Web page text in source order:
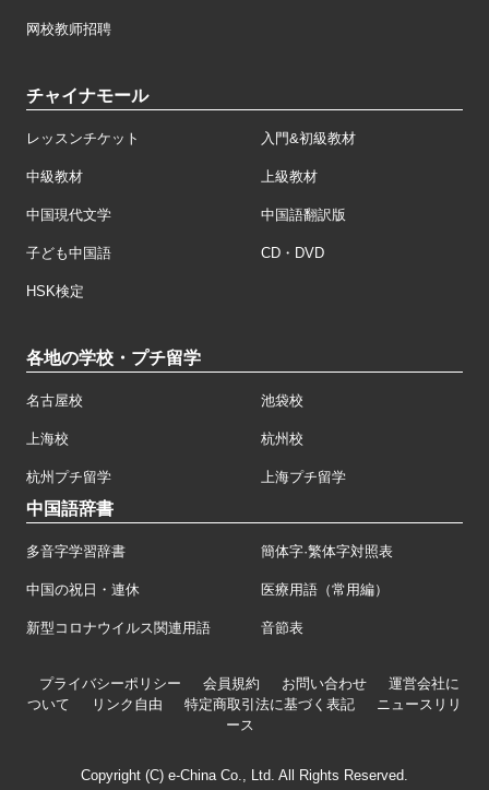
网校教师招聘
チャイナモール
レッスンチケット 入門&初級教材
中級教材 上級教材
中国現代文学 中国語翻訳版
子ども中国語 CD・DVD
HSK検定
各地の学校・プチ留学
名古屋校 池袋校
上海校 杭州校
杭州プチ留学 上海プチ留学
中国語辞書
多音字学習辞書 簡体字·繁体字対照表
中国の祝日・連休 医療用語（常用編）
新型コロナウイルス関連用語 音節表
プライバシーポリシー 会員規約 お問い合わせ
運営会社に
ついて
リンク自由 特定商取引法に基づく表記
ニュースリリ
ース
Copyright (C) e-China Co., Ltd. All Rights Reserved.